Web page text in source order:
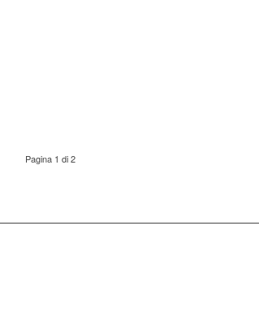
Pagina 1 di 2